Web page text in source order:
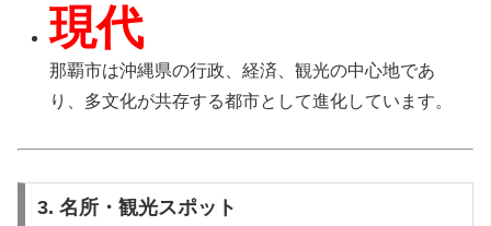
現代
那覇市は沖縄県の行政、経済、観光の中心地であ
り、多文化が共存する都市として進化しています。
3. 名所・観光スポット